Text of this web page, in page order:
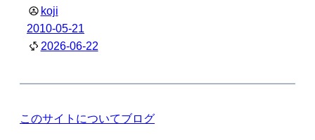
koji
2010-05-21
2026-06-22
このサイトについてブログ